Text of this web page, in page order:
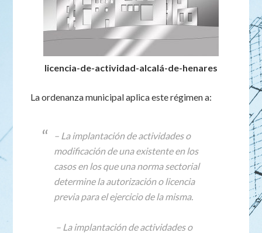
licencia-de-actividad-alcalá-de-henares
La ordenanza municipal aplica este régimen a:
– La implantación de actividades o
modificación de una existente en los
casos en los que una norma sectorial
determine la autorización o licencia
previa para el ejercicio de la misma.
– La implantación de actividades o